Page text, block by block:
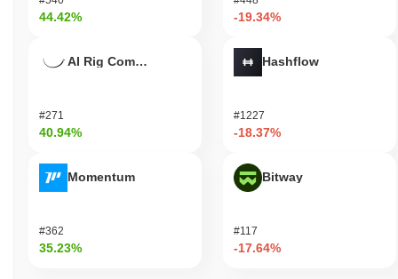
44.42%
AI Rig Complex
#271
40.94%
Momentum
#362
35.23%
-19.34%
Hashflow
#1227
-18.37%
Bitway
#117
-17.64%